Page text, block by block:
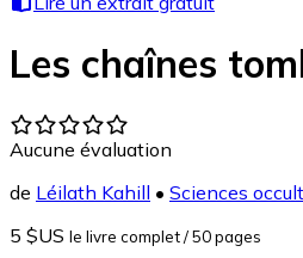
Les chaînes
Aucune évaluation
de Léilath Kahill • Sciences
5 $US le livre complet/ 50 pages